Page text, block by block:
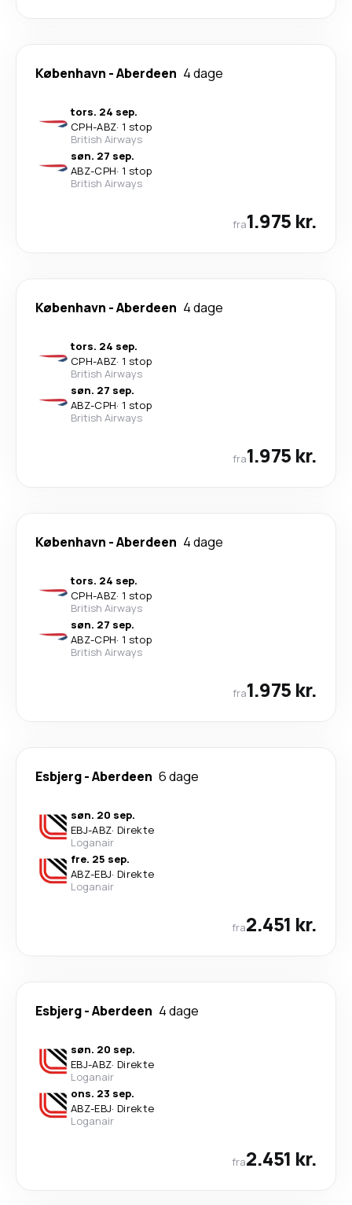
København -Aberdeen 4 dage
tors. 24 sep.
CPH-ABZ· 1 stop
British Airways
søn. 27 sep.
ABZ-CPH· 1 stop
British Airways
fra1.975 kr.
København -Aberdeen 4 dage
tors. 24 sep.
CPH-ABZ· 1 stop
British Airways
søn. 27 sep.
ABZ-CPH· 1 stop
British Airways
fra1.975 kr.
København -Aberdeen 4 dage
tors. 24 sep.
CPH-ABZ· 1 stop
British Airways
søn. 27 sep.
ABZ-CPH· 1 stop
British Airways
fra1.975 kr.
Esbjerg-Aberdeen 6 dage
søn. 20 sep.
EBJ-ABZ· Direkte
Loganair
fre. 25 sep.
ABZ-EBJ· Direkte
Loganair
fra2.451 kr.
Esbjerg-Aberdeen 4 dage
søn. 20 sep.
EBJ-ABZ· Direkte
Loganair
ons. 23 sep.
ABZ-EBJ· Direkte
Loganair
fra2.451 kr.